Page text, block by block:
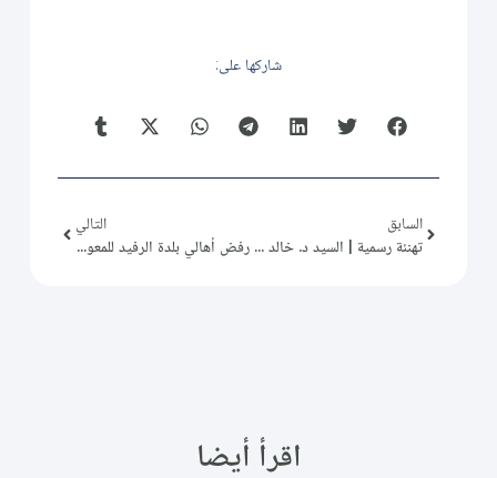
شاركها على:
السابق
تهنئة رسمية | السيد د. خالد زعرور
التالي
رفض أهالي بلدة الرفيد للمعونات الإسرِائيلية
اقرأ أيضا